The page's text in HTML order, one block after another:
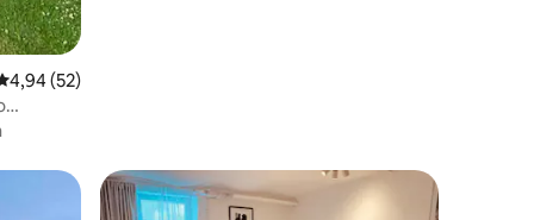
оцена: 4,94 од 5, 52 рецензии
4,94 (52)